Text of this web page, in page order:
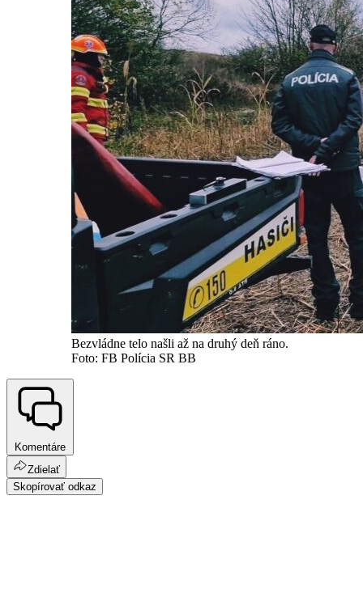
Bezvládne telo našli až na druhý deň ráno.
Foto: FB Polícia SR BB
Komentáre
Zdielať
Skopírovať odkaz